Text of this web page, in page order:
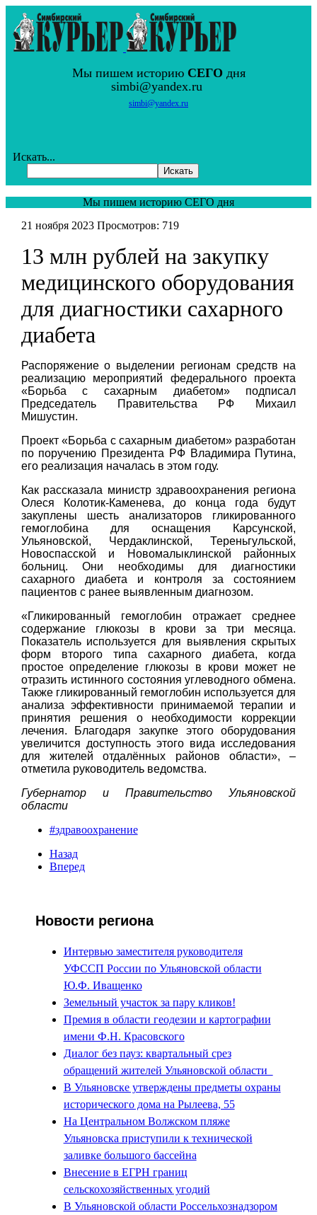
Мы пишем историю СЕГО дня
simbi@yandex.ru
simbi@yandex.ru
Искать...
Искать
Мы пишем историю СЕГО дня
21 ноября 2023 Просмотров: 719
13 млн рублей на закупку
медицинского оборудования
для диагностики сахарного
диабета
Распоряжение о выделении регионам средств на
реализацию мероприятий федерального проекта
«Борьба с сахарным диабетом» подписал
Председатель Правительства РФ Михаил
Мишустин.
Проект «Борьба с сахарным диабетом» разработан
по поручению Президента РФ Владимира Путина,
его реализация началась в этом году.
Как рассказала министр здравоохранения региона
Олеся Колотик-Каменева, до конца года будут
закуплены шесть анализаторов гликированного
гемоглобина для оснащения Карсунской,
Ульяновской, Чердаклинской, Тереньгульской,
Новоспасской и Новомалыклинской районных
больниц. Они необходимы для диагностики
сахарного диабета и контроля за состоянием
пациентов с ранее выявленным диагнозом.
«Гликированный гемоглобин отражает среднее
содержание глюкозы в крови за три месяца.
Показатель используется для выявления скрытых
форм второго типа сахарного диабета, когда
простое определение глюкозы в крови может не
отразить истинного состояния углеводного обмена.
Также гликированный гемоглобин используется для
анализа эффективности принимаемой терапии и
принятия решения о необходимости коррекции
лечения. Благодаря закупке этого оборудования
увеличится доступность этого вида исследования
для жителей отдалённых районов области», –
отметила руководитель ведомства.
Губернатор и Правительство Ульяновской
области
#здравоохранение
Назад
Вперед
Новости региона
Интервью заместителя руководителя
УФССП России по Ульяновской области
Ю.Ф. Иващенко
Земельный участок за пару кликов!
Премия в области геодезии и картографии
имени Ф.Н. Красовского
Диалог без пауз: квартальный срез
обращений жителей Ульяновской области
В Ульяновске утверждены предметы охраны
исторического дома на Рылеева, 55
На Центральном Волжском пляже
Ульяновска приступили к технической
заливке большого бассейна
Внесение в ЕГРН границ
сельскохозяйственных угодий
В Ульяновской области Россельхознадзором